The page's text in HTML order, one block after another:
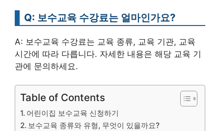
Q: 보수교육 수강료는 얼마인가요?
A: 보수교육 수강료는 교육 종류, 교육 기관, 교육
시간에 따라 다릅니다. 자세한 내용은 해당 교육 기
관에 문의하세요.
Table of Contents
어린이집 보수교육 신청하기
보수교육 종류와 유형, 무엇이 있을까요?